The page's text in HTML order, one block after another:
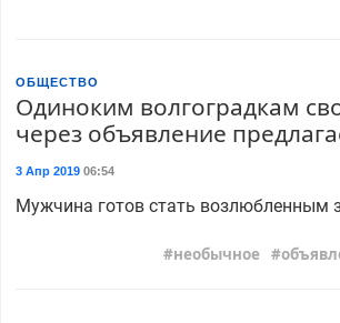
ОБЩЕСТВО
Одиноким волгоградкам
через объявление
3 Апр 201906:54
Мужчина готов стать возлюбленным
необычное